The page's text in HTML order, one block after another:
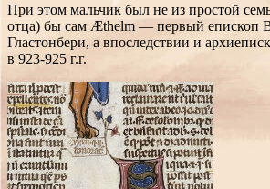
При этом мальчик был не из простой
отца) бы сам Æthelm — первый епископ
Гластонбери, а впоследствии и
в 923-925 г.г.